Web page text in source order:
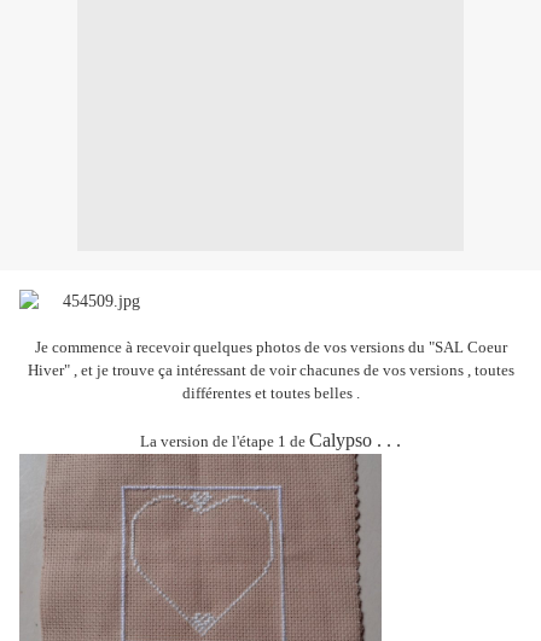
Je commence à recevoir quelques photos de vos versions du "SAL Coeur
Hiver" , et je trouve ça intéressant de voir chacunes de vos versions , toutes
différentes et toutes belles .
La version de l'étape 1 de Calypso . . .